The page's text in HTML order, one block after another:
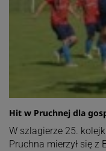
Hit w Pruchnej dla
W szlagierze 25.
Pruchna mierzył się z